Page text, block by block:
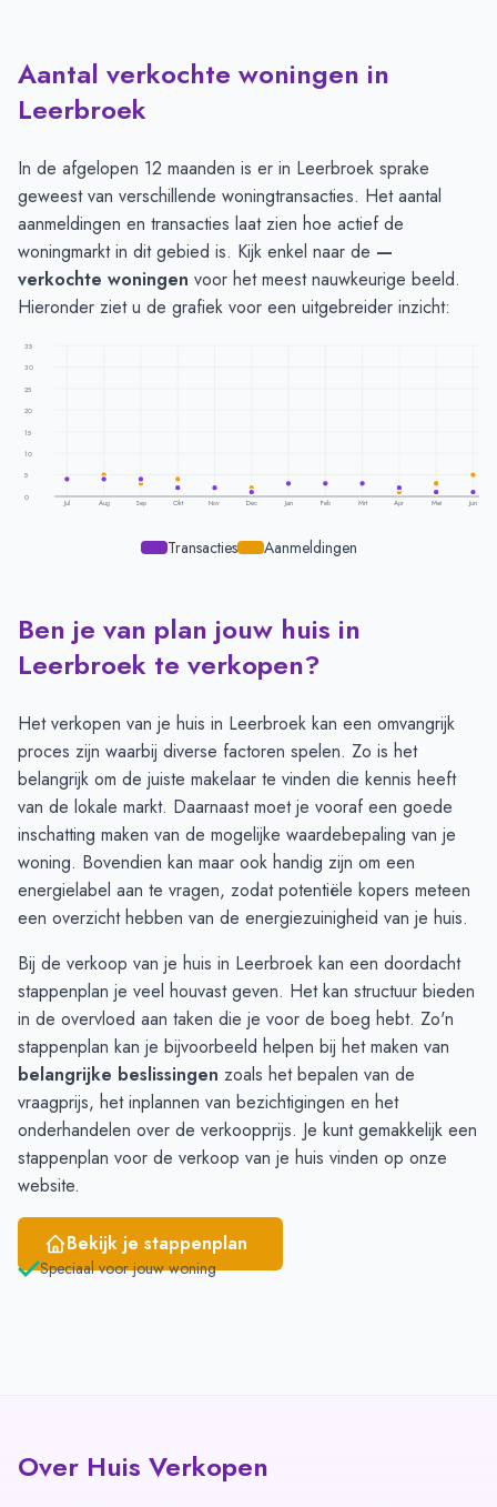
Aantal verkochte woningen in
Leerbroek
In de afgelopen 12 maanden is er in Leerbroek sprake
geweest van verschillende woningtransacties. Het aantal
aanmeldingen en transacties laat zien hoe actief de
woningmarkt in dit gebied is. Kijk enkel naar de —
verkochte woningen voor het meest nauwkeurige beeld.
Hieronder ziet u de grafiek voor een uitgebreider inzicht:
35
30
25
20
15
10
5
0
Jul Aug Sep Okt Nov Dec Jan Feb Mrt Apr Mei Jun
Transacties Aanmeldingen
Transacties en aanmeldingen per maand - Leerbroek
Maand
Transacties
Aanmeldingen
Juli
4
4
Augustus
5
September
4
3
Oktober
2
November
December
2
Januari
3
3
Februari
3
3
Maart
3
3
Mei
1
3
Juni
1 5
Ben je van plan jouw huis in
Leerbroek te verkopen?
Het verkopen van je huis in Leerbroek kan een omvangrijk
proces zijn waarbij diverse factoren spelen. Zo is het
belangrijk om de juiste makelaar te vinden die kennis heeft
van de lokale markt. Daarnaast moet je vooraf een goede
inschatting maken van de mogelijke waardebepaling van je
woning. Bovendien kan maar ook handig zijn om een
energielabel aan te vragen, zodat potentiële kopers meteen
een overzicht hebben van de energiezuinigheid van je huis.
Bij de verkoop van je huis in Leerbroek kan een doordacht
stappenplan je veel houvast geven. Het kan structuur bieden
in de overvloed aan taken die je voor de boeg hebt. Zo'n
stappenplan kan je bijvoorbeeld helpen bij het maken van
belangrijke beslissingen zoals het bepalen van de
vraagprijs, het inplannen van bezichtigingen en het
onderhandelen over de verkoopprijs. Je kunt gemakkelijk een
stappenplan voor de verkoop van je huis vinden op onze
website.
Bekijk je stappenplan
Speciaal voor jouw woning
Over Huis Verkopen